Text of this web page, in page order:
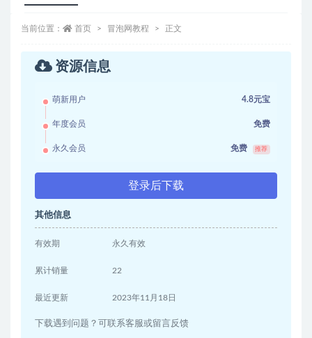
当前位置： 首页 冒泡网教程 正文
资源信息
萌新用户 4.8元宝
年度会员 免费
永久会员 免费 推荐
登录后下载
其他信息
有效期 永久有效
累计销量 22
最近更新 2023年11月18日
下载遇到问题？可联系客服或留言反馈